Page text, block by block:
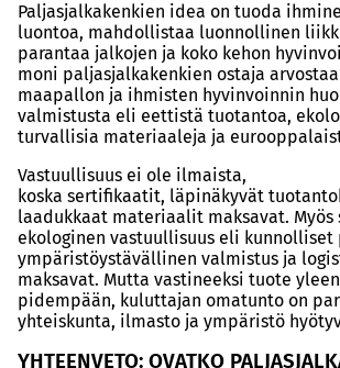
Paljasjalkakenkien idea on tuoda
luontoa, mahdollistaa luonnollinen
parantaa jalkojen ja koko kehon
moni paljasjalkakenkien ostaja
maapallon ja ihmisten hyvinvoinnin
valmistusta eli eettistä tuotantoa,
turvallisia materiaaleja ja
Vastuullisuus ei ole ilmaista,
koska sertifikaatit, läpinäkyvät
laadukkaat materiaalit maksavat. Myös
ekologinen vastuullisuus eli kunnolliset
ympäristöystävällinen valmistus ja
maksavat. Mutta vastineeksi tuote
pidempään, kuluttajan omatunto on
yhteiskunta, ilmasto ja ympäristö
YHTEENVETO: OVATKO